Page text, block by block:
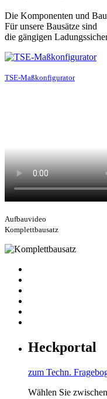
Die Komponenten und
Für unsere Bausätze sind
die gängigen
TSE-Maßkonfigurator
Aufbauvideo
Komplettbausatz
Heckportal
zum Techn.
Wählen Sie